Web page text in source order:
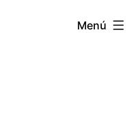
Menú